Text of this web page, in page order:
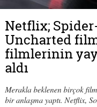
Netflix;
Uncharted
filmlerinin
aldı
Merakla beklenen birçok
bir anlaşma yaptı. Netflix,